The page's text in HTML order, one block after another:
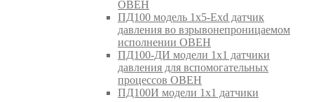
ОВЕН
ПД100 модель 1х5-Exd датчик
давления во взрывонепроницаемом
исполнении ОВЕН
ПД100-ДИ модели 1х1 датчики
давления для вспомогательных
процессов ОВЕН
ПД100И модели 1х1 датчики